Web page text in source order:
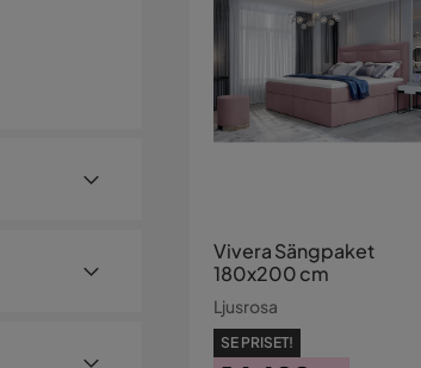
Vivera Sängpaket
180x200 cm
Ljusrosa
SE PRISET!